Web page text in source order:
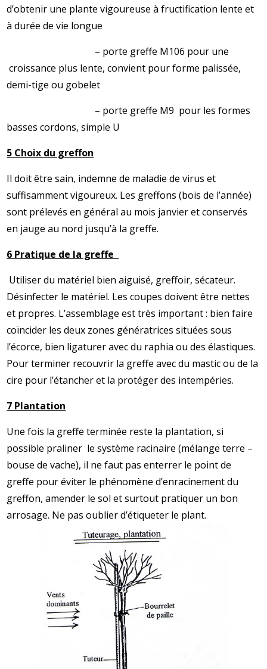
d’obtenir une plante vigoureuse à fructification lente et
à durée de vie longue
– porte greffe M106 pour une
croissance plus lente, convient pour forme palissée,
demi-tige ou gobelet
– porte greffe M9 pour les formes
basses cordons, simple U
5 Choix du greffon
Il doit être sain, indemne de maladie de virus et
suffisamment vigoureux. Les greffons (bois de l’année)
sont prélevés en général au mois janvier et conservés
en jauge au nord jusqu’à la greffe.
6 Pratique de la greffe
Utiliser du matériel bien aiguisé, greffoir, sécateur.
Désinfecter le matériel. Les coupes doivent être nettes
et propres. L’assemblage est très important : bien faire
coïncider les deux zones génératrices situées sous
l’écorce, bien ligaturer avec du raphia ou des élastiques.
Pour terminer recouvrir la greffe avec du mastic ou de la
cire pour l’étancher et la protéger des intempéries.
7 Plantation
Une fois la greffe terminée reste la plantation, si
possible praliner le système racinaire (mélange terre –
bouse de vache), il ne faut pas enterrer le point de
greffe pour éviter le phénomène d’enracinement du
greffon, amender le sol et surtout pratiquer un bon
arrosage. Ne pas oublier d’étiqueter le plant.